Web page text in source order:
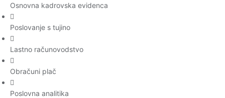
Osnovna kadrovska evidenca
Poslovanje s tujino
Lastno računovodstvo
Obračuni plač
Poslovna analitika